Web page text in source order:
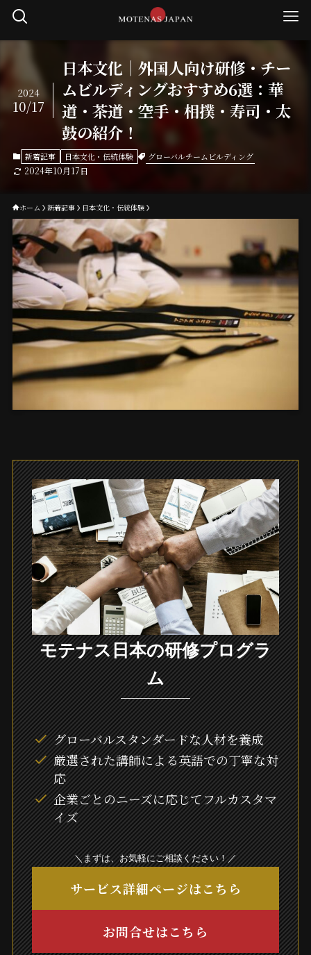
日本文化｜外国人向け研修・チー
ムビルディングおすすめ6選：華
道・茶道・空手・相撲・寿司・太
鼓の紹介！
2024
10/17
新着記事 日本文化・伝統体験 グローバルチームビルディング
2024年10月17日
ホーム 新着記事 日本文化・伝統体験
モテナス日本の研修プログラ
ム
グローバルスタンダードな人材を養成
厳選された講師による英語での丁寧な対
応
企業ごとのニーズに応じてフルカスタマ
イズ
＼まずは、お気軽にご相談ください！／
サービス詳細ページはこちら
お問合せはこちら